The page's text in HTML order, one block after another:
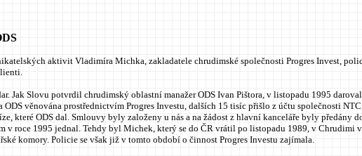
aktivit Vladimíra Michka, zakladatele chrudimské společnosti Progres Invest,
Jak Slovu potvrdil chrudimský oblastní manažer ODS Ivan Pištora, v listopadu 1995
věnována prostřednictvím Progres Investu, dalších 15 tisíc přišlo z účtu společnosti
které ODS dal. Smlouvy byly založeny u nás a na žádost z hlavní kanceláře byly předány
v roce 1995 jednal. Tehdy byl Michek, který se do ČR vrátil po listopadu 1989, v Chrudimi
komory. Policie se však již v tomto období o činnost Progres Investu zajímala.